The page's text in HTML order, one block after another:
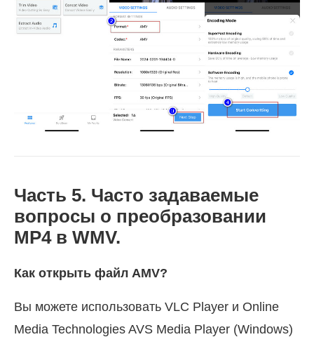
Часть 5. Часто задаваемые
вопросы о преобразовании
MP4 в WMV.
Как открыть файл AMV?
Вы можете использовать VLC Player и Online
Media Technologies AVS Media Player (Windows)